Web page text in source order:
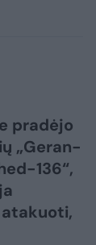
pradėjo
„Geran-
136“,